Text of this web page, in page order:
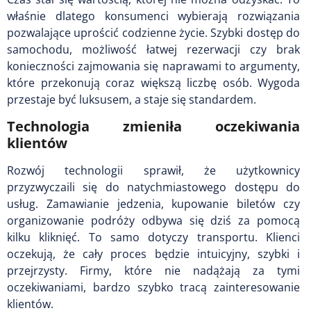
właśnie dlatego konsumenci wybierają rozwiązania
pozwalające uprościć codzienne życie. Szybki dostęp do
samochodu, możliwość łatwej rezerwacji czy brak
konieczności zajmowania się naprawami to argumenty,
które przekonują coraz większą liczbę osób. Wygoda
przestaje być luksusem, a staje się standardem.
Technologia zmieniła oczekiwania
klientów
Rozwój technologii sprawił, że użytkownicy
przyzwyczaili się do natychmiastowego dostępu do
usług. Zamawianie jedzenia, kupowanie biletów czy
organizowanie podróży odbywa się dziś za pomocą
kilku kliknięć. To samo dotyczy transportu. Klienci
oczekują, że cały proces będzie intuicyjny, szybki i
przejrzysty. Firmy, które nie nadążają za tymi
oczekiwaniami, bardzo szybko tracą zainteresowanie
klientów.